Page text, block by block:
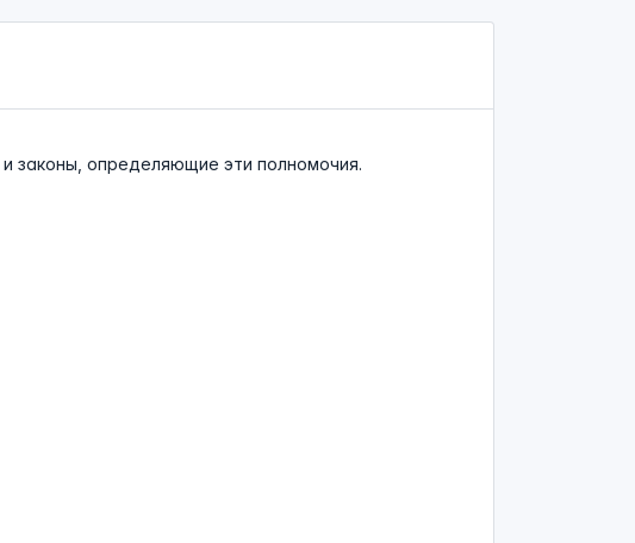
законы, определяющие эти полномочия.